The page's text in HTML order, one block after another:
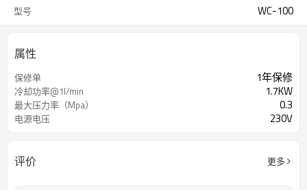
型号 WC-100
属性
保修单 1年保修
冷却功率@1l/min 1.7KW
最大压力率（Mpa） 0.3
电源电压 230V
评价 更多